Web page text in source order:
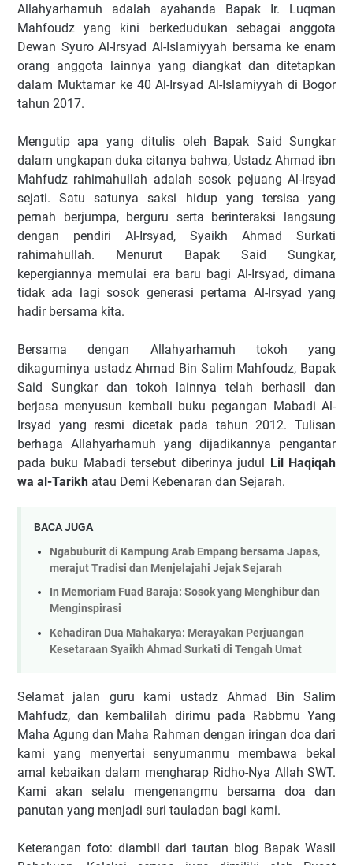
Allahyarhamuh adalah ayahanda Bapak Ir. Luqman
Mahfoudz yang kini berkedudukan sebagai anggota
Dewan Syuro Al-Irsyad Al-Islamiyyah bersama ke enam
orang anggota lainnya yang diangkat dan ditetapkan
dalam Muktamar ke 40 Al-Irsyad Al-Islamiyyah di Bogor
tahun 2017.
Mengutip apa yang ditulis oleh Bapak Said Sungkar
dalam ungkapan duka citanya bahwa, Ustadz Ahmad ibn
Mahfudz rahimahullah adalah sosok pejuang Al-Irsyad
sejati. Satu satunya saksi hidup yang tersisa yang
pernah berjumpa, berguru serta berinteraksi langsung
dengan pendiri Al-Irsyad, Syaikh Ahmad Surkati
rahimahullah. Menurut Bapak Said Sungkar,
kepergiannya memulai era baru bagi Al-Irsyad, dimana
tidak ada lagi sosok generasi pertama Al-Irsyad yang
hadir bersama kita.
Bersama dengan Allahyarhamuh tokoh yang
dikaguminya ustadz Ahmad Bin Salim Mahfoudz, Bapak
Said Sungkar dan tokoh lainnya telah berhasil dan
berjasa menyusun kembali buku pegangan Mabadi Al-
Irsyad yang resmi dicetak pada tahun 2012. Tulisan
berhaga Allahyarhamuh yang dijadikannya pengantar
pada buku Mabadi tersebut diberinya judul Lil Haqiqah
wa al-Tarikh atau Demi Kebenaran dan Sejarah.
BACA JUGA
Ngabuburit di Kampung Arab Empang bersama Japas,
merajut Tradisi dan Menjelajahi Jejak Sejarah
In Memoriam Fuad Baraja: Sosok yang Menghibur dan
Menginspirasi
Kehadiran Dua Mahakarya: Merayakan Perjuangan
Kesetaraan Syaikh Ahmad Surkati di Tengah Umat
Selamat jalan guru kami ustadz Ahmad Bin Salim
Mahfudz, dan kembalilah dirimu pada Rabbmu Yang
Maha Agung dan Maha Rahman dengan iringan doa dari
kami yang menyertai senyumanmu membawa bekal
amal kebaikan dalam mengharap Ridho-Nya Allah SWT.
Kami akan selalu mengenangmu bersama doa dan
panutan yang menjadi suri tauladan bagi kami.
Keterangan foto: diambil dari tautan blog Bapak Wasil